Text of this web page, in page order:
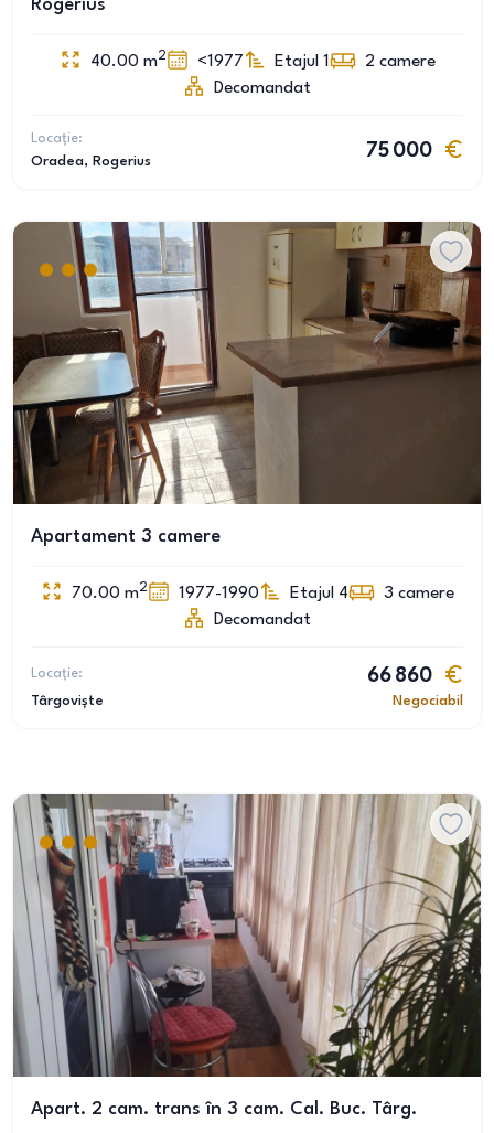
Rogerius
40.00 m2 <1977 Etajul 1 2 camere
Decomandat
Locație:
Oradea, Rogerius
75 000
Apartament 3 camere
70.00 m2 1977-1990 Etajul 4 3 camere
Decomandat
Locație:
Târgoviște
66 860
Negociabil
Apart. 2 cam. trans în 3 cam. Cal. Buc. Târg.